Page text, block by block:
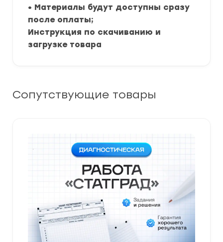
• Материалы будут доступны сразу
после оплаты;
Инструкция по скачиванию и
загрузке товара
Сопутствующие товары